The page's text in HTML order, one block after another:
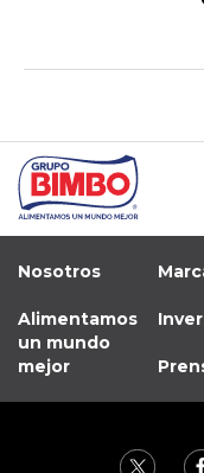
Nosotros
Alimentamos
un mundo
mejor